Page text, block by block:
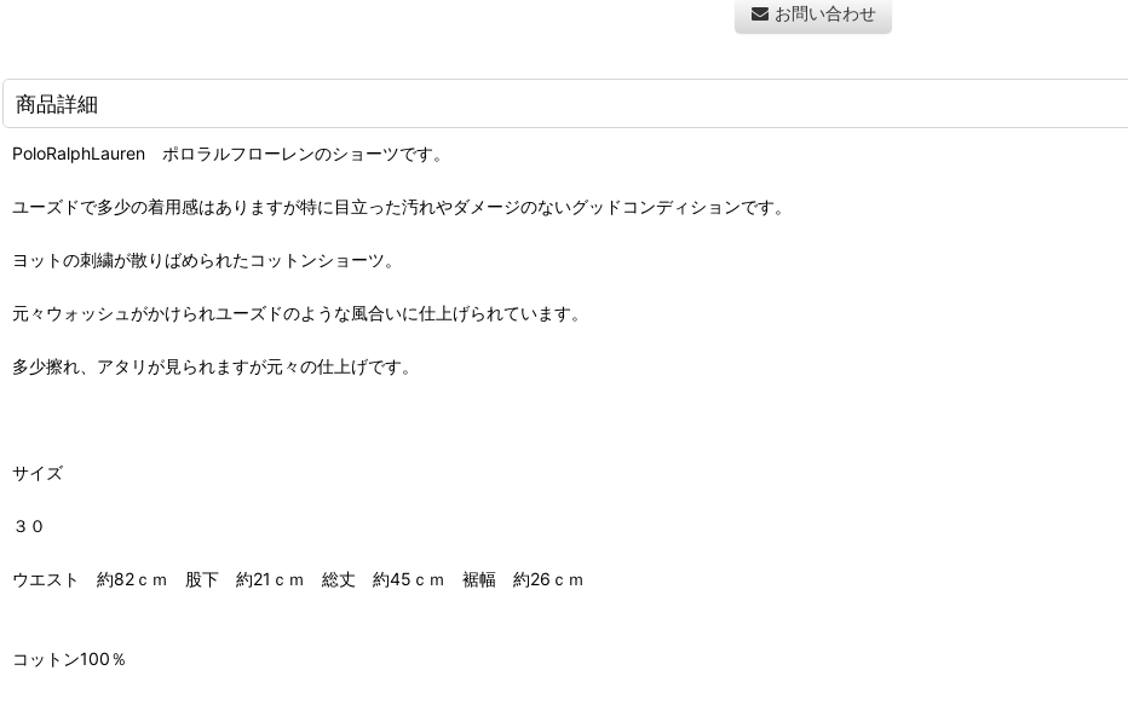
お問い合わせ
商品詳細
PoloRalphLauren ポロラルフローレンのショーツです。
ユーズドで多少の着用感はありますが特に目立った汚れやダメージのないグッドコンディションです。
ヨットの刺繍が散りばめられたコットンショーツ。
元々ウォッシュがかけられユーズドのような風合いに仕上げられています。
多少擦れ、アタリが見られますが元々の仕上げです。
サイズ
３０
ウエスト 約82ｃｍ 股下 約21ｃｍ 総丈 約45ｃｍ 裾幅 約26ｃｍ
コットン100％